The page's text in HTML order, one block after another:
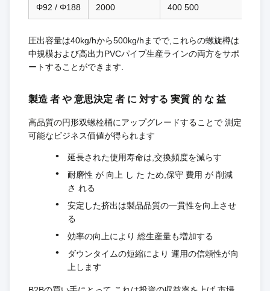
Φ92 / Φ188 2000 400 500
圧出容量は40kg/hから500kg/hまでで,これらの螺旋樽は
中規模および高出力PVCパイプ生産ラインの両方をサポ
ートすることができます.
製造 者 や 意思決定 者 に 対する 実質 的 な 益
高品質の円形双螺栓桶にアップグレードすることで 測定
可能なビジネス価値が得られます
延長された使用寿命は,交換頻度を減らす
耐磨性 が 向上 し た ため,保守 費用 が 削減
さ れる
安定した挤出は製品品質の一貫性を向上させ
る
効率の向上により 総生産量も増加する
ダウンタイムの短縮により 運用の信頼性が向
上します